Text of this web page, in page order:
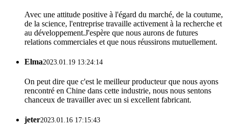
Avec une attitude positive à l'égard du marché, de la coutume,
de la science, l'entreprise travaille activement à la recherche et
au développement.J'espère que nous aurons de futures
relations commerciales et que nous réussirons mutuellement.
Elma2023.01.19 13:24:14
On peut dire que c'est le meilleur producteur que nous ayons
rencontré en Chine dans cette industrie, nous nous sentons
chanceux de travailler avec un si excellent fabricant.
jeter2023.01.16 17:15:43